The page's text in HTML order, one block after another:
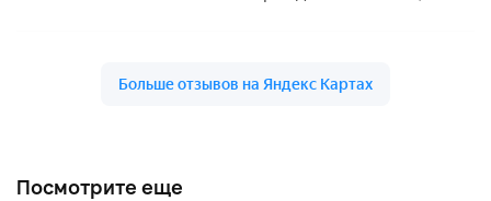
Посмотрите еще